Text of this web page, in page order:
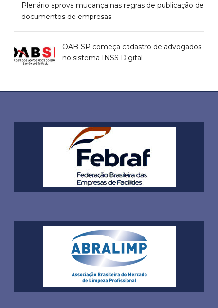
Plenário aprova mudança nas regras de publicação de
documentos de empresas
OAB-SP começa cadastro de advogados
no sistema INSS Digital